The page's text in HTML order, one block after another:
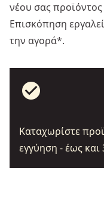
νέου σας
Επισκόπηση
την αγορά*.
check_circle
Καταχωρίστε
εγγύηση - έως και